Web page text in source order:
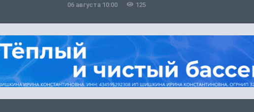
06 августа 10:00 125